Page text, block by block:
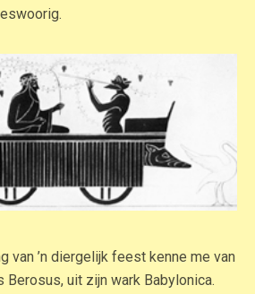
van ’n diergelijk feest kenne me van
uit zijn wark Babylonica.